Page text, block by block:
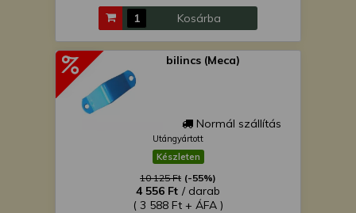
Kosárba
bilincs (Meca)
Normál szállítás
Utángyártott
Készleten
10 125 Ft (-55%)
4 556 Ft / darab
( 3 588 Ft + ÁFA )